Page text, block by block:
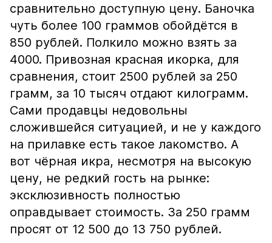
сравнительно доступную цену. Баночка
чуть более 100 граммов обойдётся в
850 рублей. Полкило можно взять за
4000. Привозная красная икорка, для
сравнения, стоит 2500 рублей за 250
грамм, за 10 тысяч отдают килограмм.
Сами продавцы недовольны
сложившейся ситуацией, и не у каждого
на прилавке есть такое лакомство. А
вот чёрная икра, несмотря на высокую
цену, не редкий гость на рынке:
эксклюзивность полностью
оправдывает стоимость. За 250 грамм
просят от 12 500 до 13 750 рублей.